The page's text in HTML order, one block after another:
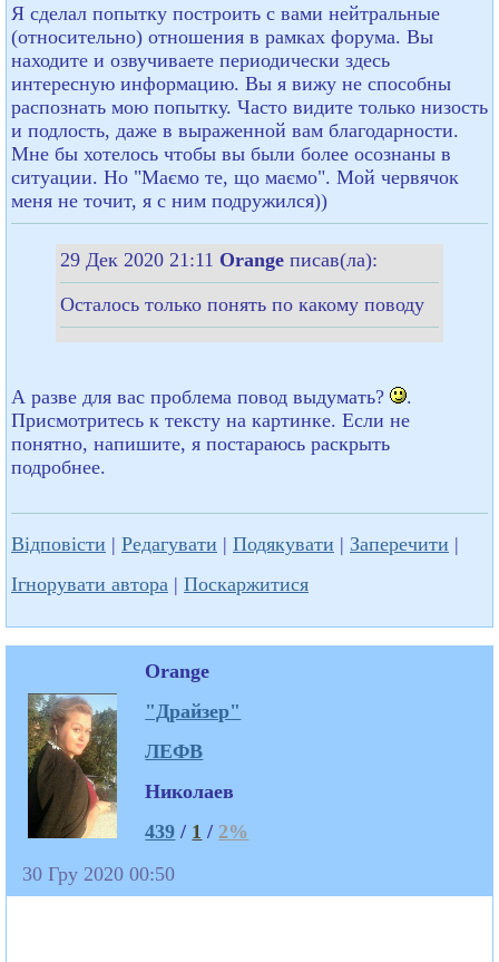
Я сделал попытку построить с вами нейтральные
(относительно) отношения в рамках форума. Вы
находите и озвучиваете периодически здесь
интересную информацию. Вы я вижу не способны
распознать мою попытку. Часто видите только низость
и подлость, даже в выраженной вам благодарности.
Мне бы хотелось чтобы вы были более осознаны в
ситуации. Но "Маємо те, що маємо". Мой червячок
меня не точит, я с ним подружился))
29 Дек 2020 21:11 Orange писав(ла):
Осталось только понять по какому поводу
А разве для вас проблема повод выдумать?
.
Присмотритесь к тексту на картинке. Если не
понятно, напишите, я постараюсь раскрыть
подробнее.
Відповісти | Редагувати | Подякувати | Заперечити |
Ігнорувати автора | Поскаржитися
Orange
"Драйзер"
ЛЕФВ
Николаев
439 / 1 / 2%
30 Гру 2020 00:50